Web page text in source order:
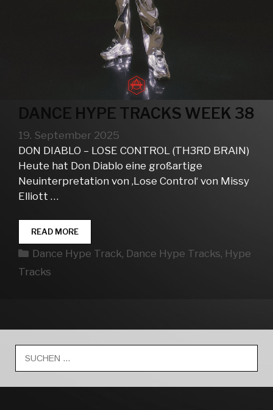
DANCE HYPE TRACKS WEEK 38
19. September 2025
DON DIABLO – LOSE CONTROL (TH3RD BRAIN)
Heute hat Don Diablo eine großartige
Neuinterpretation von ‚Lose Control‘ von Missy
Elliott …
READ MOREDANCE
HYPE
TRACKS
Kategorien
Dance Hype Track, Dance Hype Tracks, Hype
Tracks
nach: